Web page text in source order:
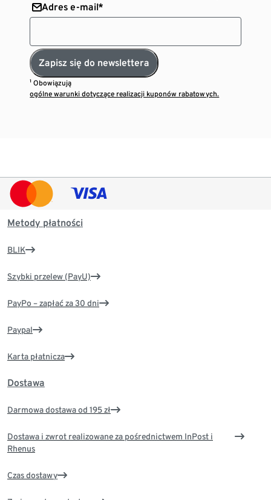
Adres e-mail*
Zapisz się do newslettera
¹ Obowiązują
ogólne warunki dotyczące realizacji kuponów rabatowych.
Metody płatności
BLIK
Szybki przelew (PayU)
PayPo – zapłać za 30 dni
Paypal
Karta płatnicza
Dostawa
Darmowa dostawa od 195 zł
Dostawa i zwrot realizowane za pośrednictwem InPost i
Rhenus
Czas dostawy